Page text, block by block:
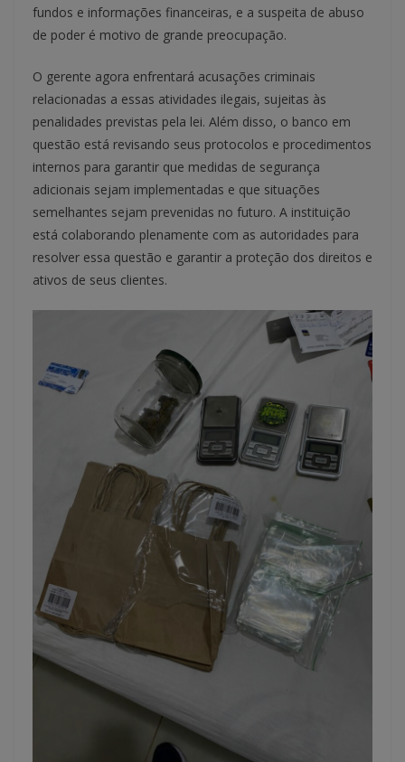
fundos e informações financeiras, e a suspeita de abuso
de poder é motivo de grande preocupação.
O gerente agora enfrentará acusações criminais
relacionadas a essas atividades ilegais, sujeitas às
penalidades previstas pela lei. Além disso, o banco em
questão está revisando seus protocolos e procedimentos
internos para garantir que medidas de segurança
adicionais sejam implementadas e que situações
semelhantes sejam prevenidas no futuro. A instituição
está colaborando plenamente com as autoridades para
resolver essa questão e garantir a proteção dos direitos e
ativos de seus clientes.